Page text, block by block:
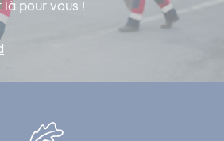
pour vous !